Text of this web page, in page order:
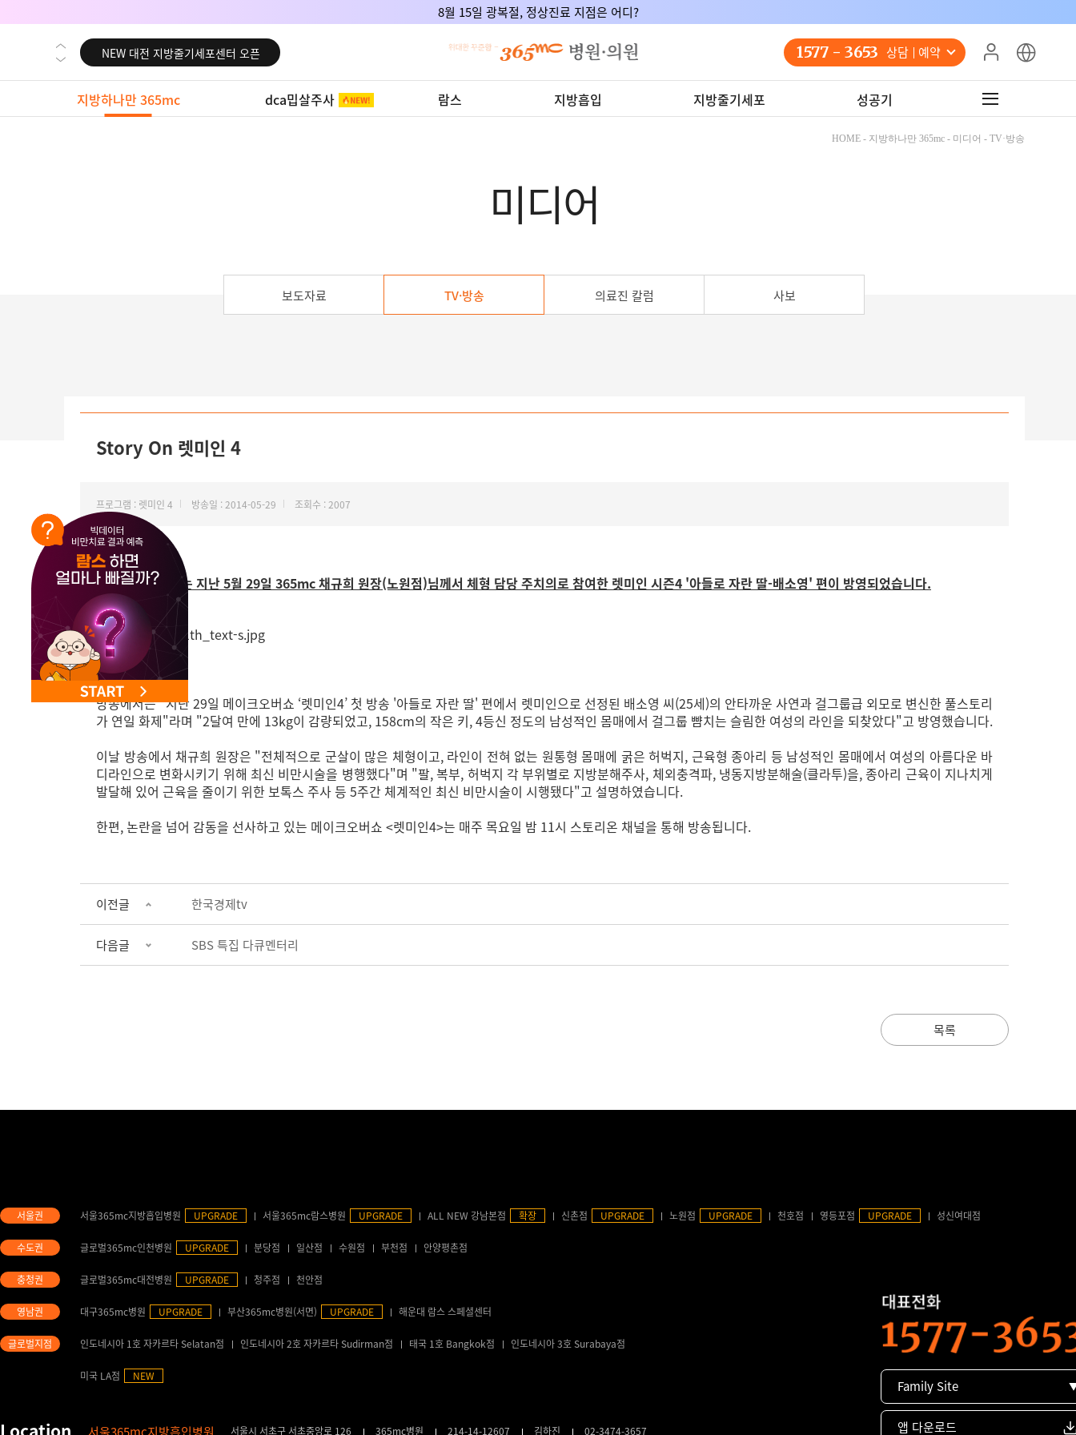
8월 15일 광복절, 정상진료 지점은 어디?
NEW 대전 지방줄기세포센터 오픈
NEW 노원 지방줄기세포센터 오픈
NEW 미국 LA점 오픈
NEW 부산 지방줄기세포센터 오픈
NEW 부산 지방줄기세포센터 오픈
1577 - 3653 상담 예약
지방하나만 365mc dca밉살주사 람스 지방흡입 지방줄기세포 성공기
HOME - 지방하나만 365mc - 미디어 - TV·방송
미디어
보도자료 TV·방송 의료진 칼럼 사보
Story On 렛미인 4
프로그램 : 렛미인 4 방송일 : 2014-05-29 조회수 : 2007
[스토리 온]에서는 지난 5월 29일 365mc 채규희 원장(노원점)님께서 체형 담당 주치의로 참여한 렛미인 시즌4 '아들로 자란 딸-배소영' 편이 방영되었습니다.
[방송보기]
방송에서는 "지난 29일 메이크오버쇼 ‘렛미인4’ 첫 방송 '아들로 자란 딸' 편에서 렛미인으로 선정된 배소영 씨(25세)의 안타까운 사연과 걸그룹급 외모로 변신한 풀스토리
가 연일 화제"라며 "2달여 만에 13kg이 감량되었고, 158cm의 작은 키, 4등신 정도의 남성적인 몸매에서 걸그룹 뺨치는 슬림한 여성의 라인을 되찾았다"고 방영했습니다.
이날 방송에서 채규희 원장은 "전체적으로 군살이 많은 체형이고, 라인이 전혀 없는 원통형 몸매에 굵은 허벅지, 근육형 종아리 등 남성적인 몸매에서 여성의 아름다운 바
디라인으로 변화시키기 위해 최신 비만시술을 병행했다"며 "팔, 복부, 허벅지 각 부위별로 지방분해주사, 체외충격파, 냉동지방분해술(클라투)을, 종아리 근육이 지나치게
발달해 있어 근육을 줄이기 위한 보톡스 주사 등 5주간 체계적인 최신 비만시술이 시행됐다"고 설명하였습니다.
한편, 논란을 넘어 감동을 선사하고 있는 메이크오버쇼 <렛미인4>는 매주 목요일 밤 11시 스토리온 채널을 통해 방송됩니다.
이전글 한국경제tv
다음글 SBS 특집 다큐멘터리
목록
서울365mc지방흡입병원 UPGRADE 서울365mc람스병원 UPGRADE ALL NEW 강남본점 확장 신촌점 UPGRADE 노원점 UPGRADE 천호점 영등포점 UPGRADE 성신여대점
글로벌365mc인천병원 UPGRADE 분당점 일산점 수원점 부천점 안양평촌점
글로벌365mc대전병원 UPGRADE 청주점 천안점
대구365mc병원 UPGRADE 부산365mc병원(서면) UPGRADE 해운대 람스 스페셜센터
인도네시아 1호 자카르타 Selatan점 인도네시아 2호 자카르타 Sudirman점 태국 1호 Bangkok점 인도네시아 3호 Surabaya점
미국 LA점 NEW
서울시 서초구 서초중앙로 126 365mc병원 214-14-12607 김하진 02-3474-3657
Family Site
앱 다운로드